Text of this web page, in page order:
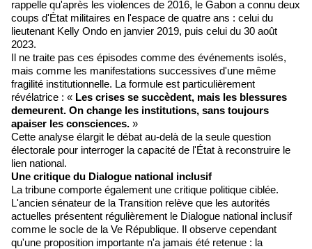
rappelle qu'après les violences de 2016, le Gabon a connu deux
coups d'État militaires en l'espace de quatre ans : celui du
lieutenant Kelly Ondo en janvier 2019, puis celui du 30 août
2023.
Il ne traite pas ces épisodes comme des événements isolés,
mais comme les manifestations successives d'une même
fragilité institutionnelle. La formule est particulièrement
révélatrice : « Les crises se succèdent, mais les blessures
demeurent. On change les institutions, sans toujours
apaiser les consciences. »
Cette analyse élargit le débat au-delà de la seule question
électorale pour interroger la capacité de l'État à reconstruire le
lien national.
Une critique du Dialogue national inclusif
La tribune comporte également une critique politique ciblée.
L'ancien sénateur de la Transition relève que les autorités
actuelles présentent régulièrement le Dialogue national inclusif
comme le socle de la Ve République. Il observe cependant
qu'une proposition importante n'a jamais été retenue : la